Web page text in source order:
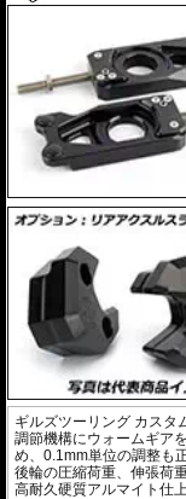
ギルズツーリング カスタ
調節機構にウォームギア
め、0.1mm単位の調整も
後輪の圧縮荷重、伸張荷
高耐久硬質アルマイト仕上